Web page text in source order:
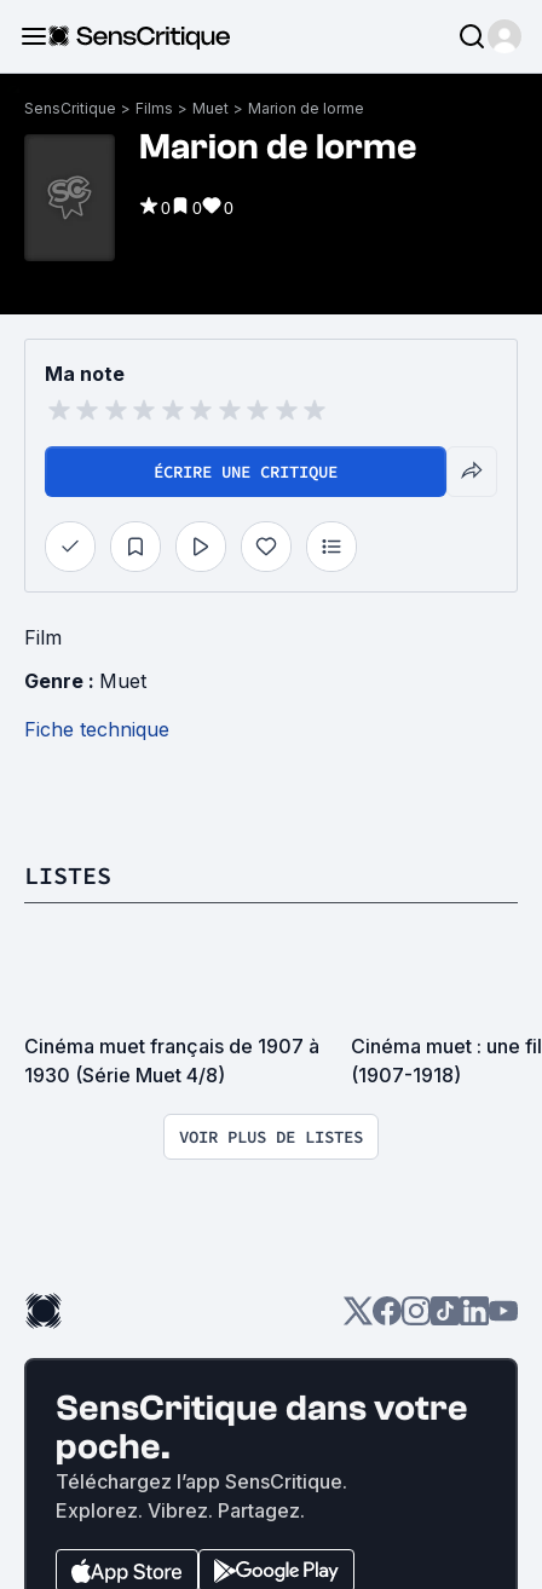
SensCritique > Films > Muet > Marion de lorme
Marion de lorme
0 0 0
Ma note
ÉCRIRE UNE CRITIQUE
Film
Genre : Muet
Fiche technique
LISTES
Cinéma muet français de 1907 à
1930 (Série Muet 4/8)
Cinéma muet : une
(1907-1918)
VOIR PLUS DE LISTES
SensCritique dans votre
poche.
Téléchargez l’app SensCritique.
Explorez. Vibrez. Partagez.